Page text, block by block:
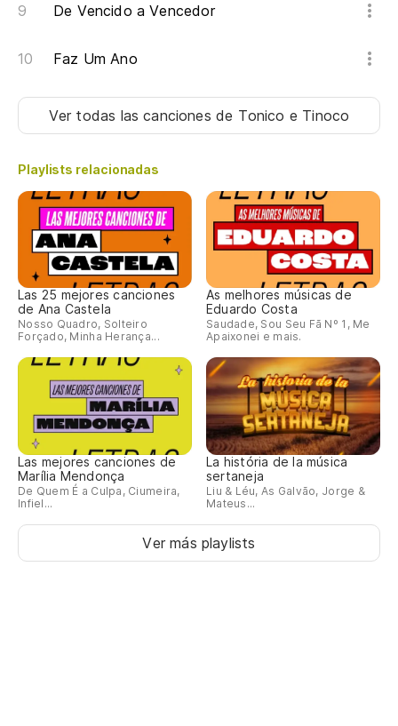
De Vencido a Vencedor
Faz Um Ano
Ver todas las cancionesde Tonico e Tinoco
Playlists relacionadas
Las 25 mejores canciones
de Ana Castela
Nosso Quadro, Solteiro
Forçado, Minha Herança...
As melhores músicas de
Eduardo Costa
Saudade, Sou Seu Fã Nº 1, Me
Apaixonei e mais.
Las mejores canciones de
Marília Mendonça
De Quem É a Culpa, Ciumeira,
Infiel...
La história de la música
sertaneja
Liu & Léu, As Galvão, Jorge &
Mateus...
Ver más playlists